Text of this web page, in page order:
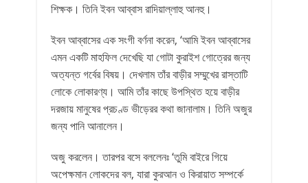
শিক্ষক। তিনি ইবন আব্বাস রাদিয়াল্লাহু আনহু।
ইবন আব্বাসের এক সংগী বর্ণনা করেন, ‘আমি ইবন আব্বাসের
এমন একটি মাহফিল দেখেছি যা গোটা কুরাইশ গোত্রের জন্য
অত্যন্ত গর্বের বিষয়। দেখলাম তাঁর বাড়ীর সম্মুখের রাস্তাটি
লোকে লোকারণ্য। আমি তাঁর কাছে উপস্থিত হয়ে বাড়ীর
দরজায় মানুষের প্রচণ্ড ভীড়েরর কথা জানালাম। তিনি অজুর
জন্য পানি আনালেন।
অজু করলেন। তারপর বসে বললেনঃ ‘তুমি বাইরে গিয়ে
অপেক্ষমান লোকদের বল, যারা কুরআন ও কিরায়াত সম্পর্কে